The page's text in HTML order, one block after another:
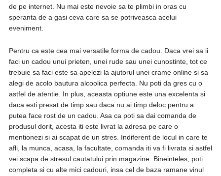
de pe internet. Nu mai este nevoie sa te plimbi in oras cu
speranta de a gasi ceva care sa se potriveasca acelui
eveniment.
Pentru ca este cea mai versatile forma de cadou. Daca vrei sa ii
faci un cadou unui prieten, unei rude sau unei cunostinte, tot ce
trebuie sa faci este sa apelezi la ajutorul unei crame online si sa
alegi de acolo bautura alcoolica perfecta. Nu poti da gres cu o
astfel de atentie. In plus, aceasta optiune este una excelenta si
daca esti presat de timp sau daca nu ai timp deloc pentru a
putea face rost de un cadou. Asa ca poti sa dai comanda de
produsul dorit, acesta iti este livrat la adresa pe care o
mentionezi si ai scapat de un stres. Indiferent de locul in care te
afli, la munca, acasa, la facultate, comanda iti va fi livrata si astfel
vei scapa de stresul cautatului prin magazine. Bineinteles, poti
completa si cu alte mici cadouri, insa cel de baza ramane vinul